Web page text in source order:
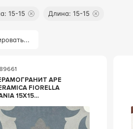
: 15-15 Длина: 15-15
APE
FIORELLA
15X15